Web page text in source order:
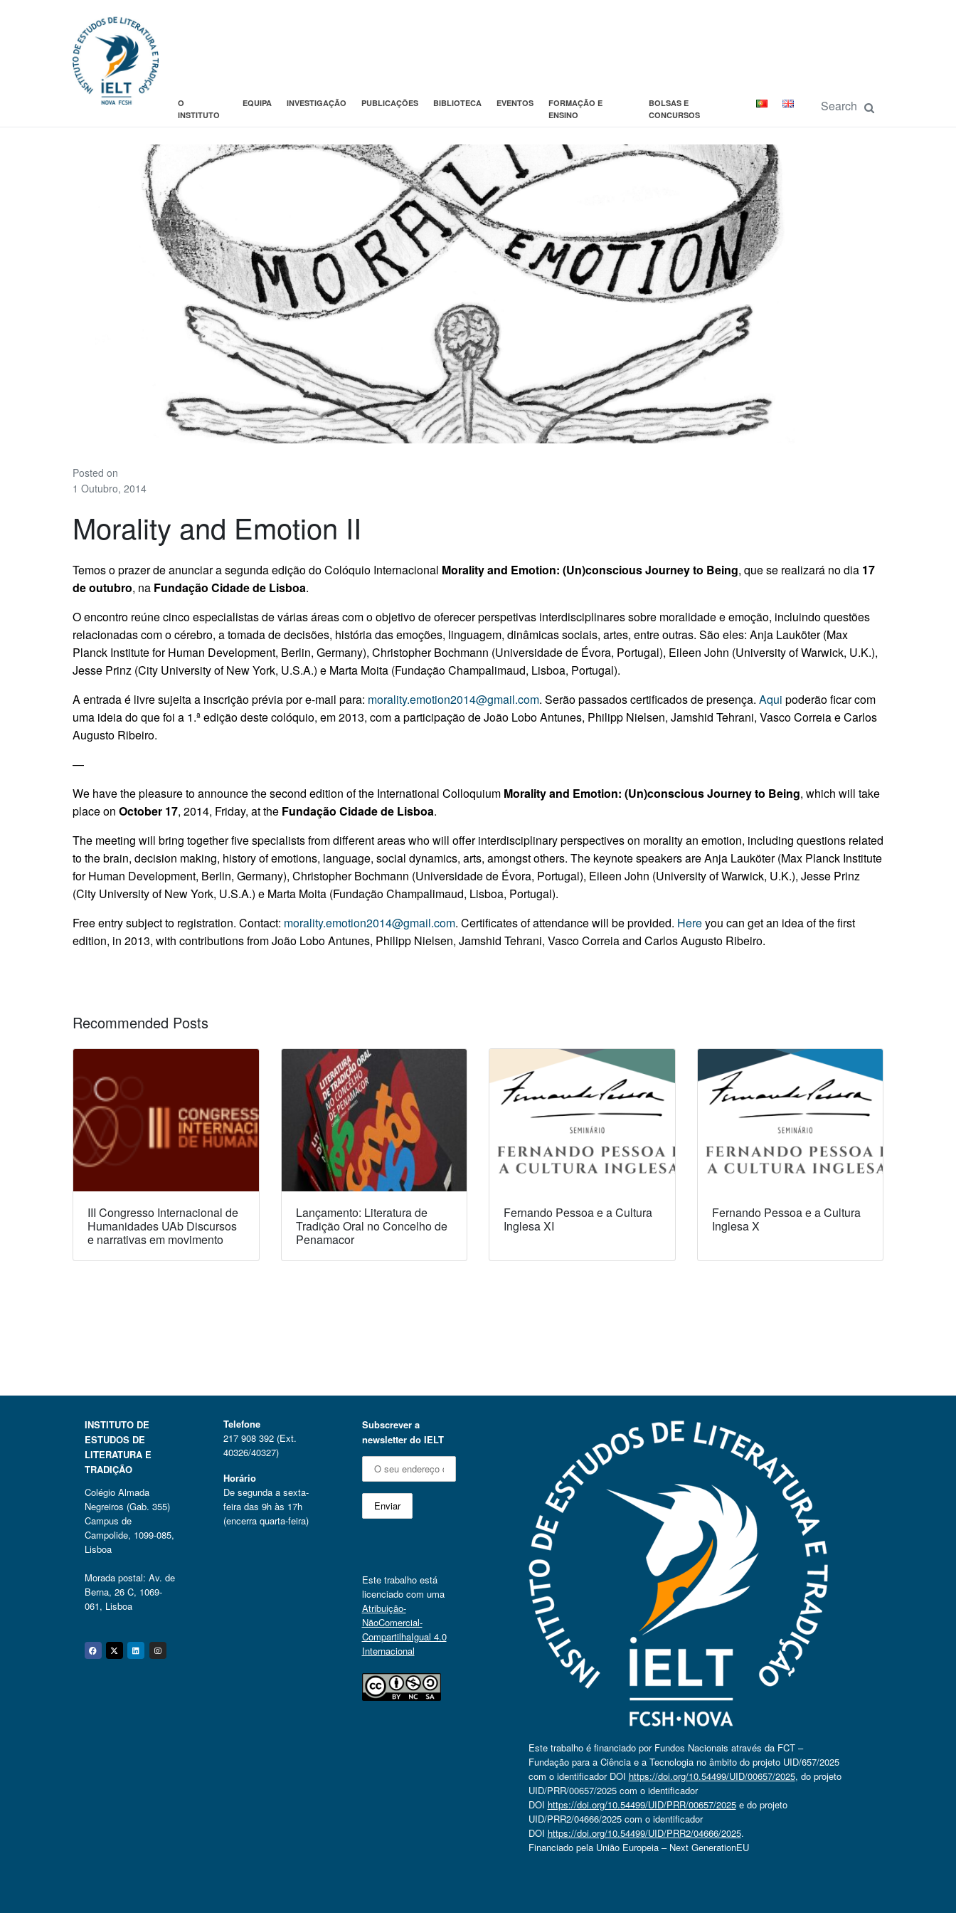
O
INSTITUTO
EQUIPA INVESTIGAÇÃO PUBLICAÇÕES BIBLIOTECA EVENTOS
FORMAÇÃO E
ENSINO
BOLSAS E
CONCURSOS
Posted on
1 Outubro, 2014
Morality and Emotion II
Temos o prazer de anunciar a segunda edição do Colóquio Internacional Morality and Emotion: (Un)conscious Journey to Being, que se realizará no dia 17
de outubro, na Fundação Cidade de Lisboa.
O encontro reúne cinco especialistas de várias áreas com o objetivo de oferecer perspetivas interdisciplinares sobre moralidade e emoção, incluindo questões
relacionadas com o cérebro, a tomada de decisões, história das emoções, linguagem, dinâmicas sociais, artes, entre outras. São eles: Anja Lauköter (Max
Planck Institute for Human Development, Berlin, Germany), Christopher Bochmann (Universidade de Évora, Portugal), Eileen John (University of Warwick, U.K.),
Jesse Prinz (City University of New York, U.S.A.) e Marta Moita (Fundação Champalimaud, Lisboa, Portugal).
A entrada é livre sujeita a inscrição prévia por e-mail para: morality.emotion2014@gmail.com. Serão passados certificados de presença. Aqui poderão ficar com
uma ideia do que foi a 1.ª edição deste colóquio, em 2013, com a participação de João Lobo Antunes, Philipp Nielsen, Jamshid Tehrani, Vasco Correia e Carlos
Augusto Ribeiro.
—
We have the pleasure to announce the second edition of the International Colloquium Morality and Emotion: (Un)conscious Journey to Being, which will take
place on October 17, 2014, Friday, at the Fundação Cidade de Lisboa.
The meeting will bring together five specialists from different areas who will offer interdisciplinary perspectives on morality an emotion, including questions related
to the brain, decision making, history of emotions, language, social dynamics, arts, amongst others. The keynote speakers are Anja Lauköter (Max Planck Institute
for Human Development, Berlin, Germany), Christopher Bochmann (Universidade de Évora, Portugal), Eileen John (University of Warwick, U.K.), Jesse Prinz
(City University of New York, U.S.A.) e Marta Moita (Fundação Champalimaud, Lisboa, Portugal).
Free entry subject to registration. Contact: morality.emotion2014@gmail.com. Certificates of attendance will be provided. Hereyou can get an idea of the first
edition, in 2013, with contributions from João Lobo Antunes, Philipp Nielsen, Jamshid Tehrani, Vasco Correia and Carlos Augusto Ribeiro.
Recommended Posts
III Congresso Internacional de
Humanidades UAb Discursos
e narrativas em movimento
Lançamento: Literatura de
Tradição Oral no Concelho de
Penamacor
Fernando Pessoa e a Cultura
Inglesa XI
Fernando Pessoa e a Cultura
Inglesa X
INSTITUTO DE
ESTUDOS DE
LITERATURA E
TRADIÇÃO
Colégio Almada
Negreiros (Gab. 355)
Campus de
Campolide, 1099-085,
Lisboa
Morada postal: Av. de
Berna, 26 C, 1069-
061, Lisboa
Facebook
Twitter
Linkedin
Instagram
Telefone
217 908 392 (Ext.
40326/40327)
Horário
De segunda a sexta-
feira das 9h às 17h
(encerra quarta-feira)
Subscrever a
newsletter do IELT
Este trabalho está
licenciado com uma
Atribuição-
NãoComercial-
CompartilhaIgual 4.0
Internacional
Este trabalho é financiado por Fundos Nacionais através da FCT –
Fundação para a Ciência e a Tecnologia no âmbito do projeto UID/657/2025
com o identificador DOI https://doi.org/10.54499/UID/00657/2025, do projeto
UID/PRR/00657/2025 com o identificador
DOI https://doi.org/10.54499/UID/PRR/00657/2025e do projeto
UID/PRR2/04666/2025 com o identificador
DOI https://doi.org/10.54499/UID/PRR2/04666/2025.
Financiado pela União Europeia – Next GenerationEU